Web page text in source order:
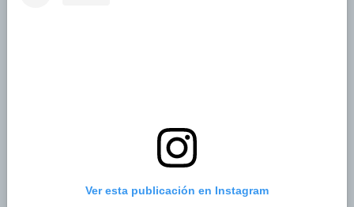
Ver esta publicación en Instagram